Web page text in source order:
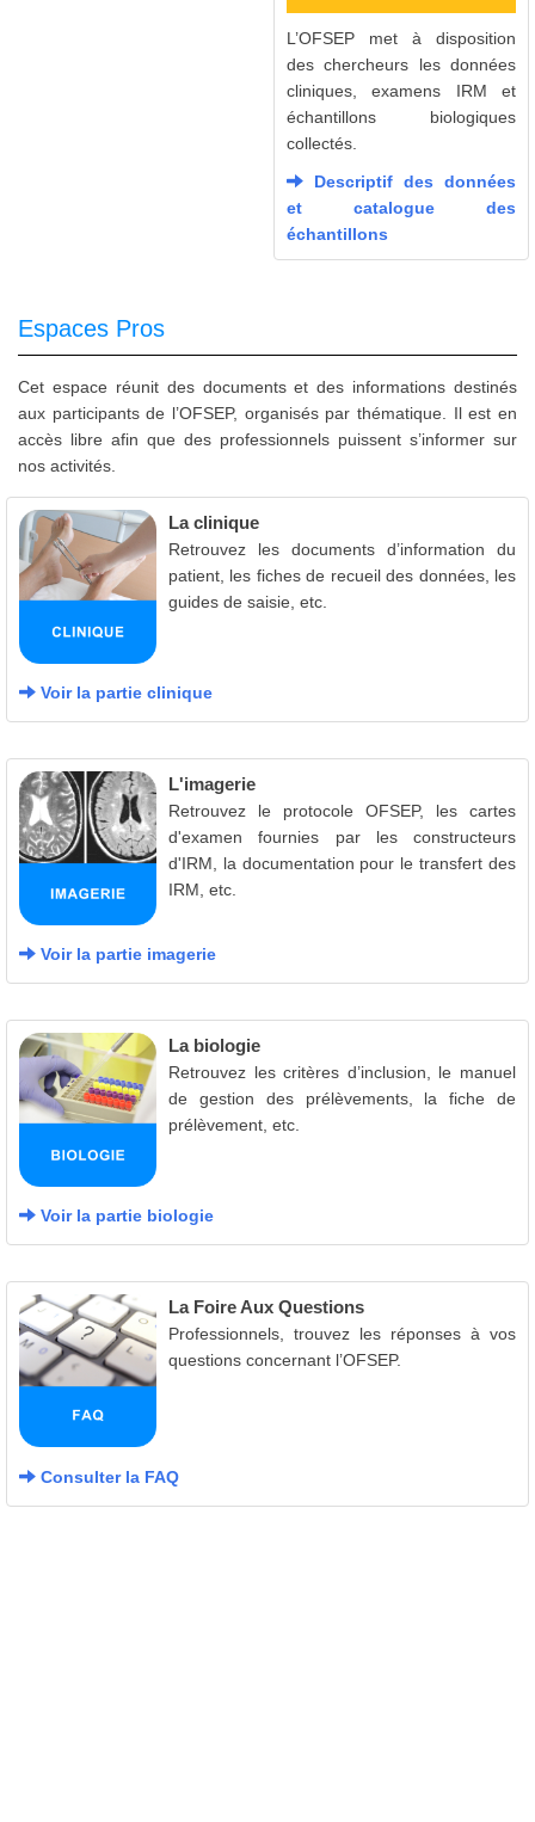
L’OFSEP met à disposition
des chercheurs les données
cliniques, examens IRM et
échantillons biologiques
collectés.
Descriptif des données
et catalogue des
échantillons
Espaces Pros
Cet espace réunit des documents et des informations destinés
aux participants de l’OFSEP, organisés par thématique. Il est en
accès libre afin que des professionnels puissent s’informer sur
nos activités.
La clinique
Retrouvez les documents d’information du
patient, les fiches de recueil des données, les
guides de saisie, etc.
Voir la partie clinique
L'imagerie
Retrouvez le protocole OFSEP, les cartes
d'examen fournies par les constructeurs
d'IRM, la documentation pour le transfert des
IRM, etc.
Voir la partie imagerie
La biologie
Retrouvez les critères d’inclusion, le manuel
de gestion des prélèvements, la fiche de
prélèvement, etc.
Voir la partie biologie
La Foire Aux Questions
Professionnels, trouvez les réponses à vos
questions concernant l’OFSEP.
Consulter la FAQ